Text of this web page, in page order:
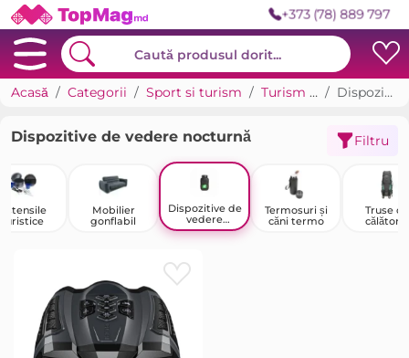
+373 (78) 889 797
Acasă Categorii Sport si turism Turism și recreere în aer liber Dispozitive de vedere nocturnă
Dispozitive de vedere nocturnă Filtru
turistice
Mobilier
gonflabil
Dispozitive de
vedere
nocturnă
Termosuri și
căni termo
Truse de
călătorie